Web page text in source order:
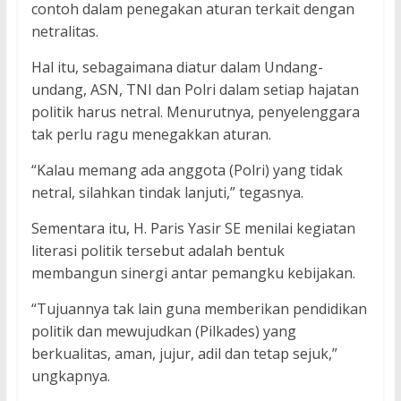
contoh dalam penegakan aturan terkait dengan
netralitas.
Hal itu, sebagaimana diatur dalam Undang-
undang, ASN, TNI dan Polri dalam setiap hajatan
politik harus netral. Menurutnya, penyelenggara
tak perlu ragu menegakkan aturan.
“Kalau memang ada anggota (Polri) yang tidak
netral, silahkan tindak lanjuti,” tegasnya.
Sementara itu, H. Paris Yasir SE menilai kegiatan
literasi politik tersebut adalah bentuk
membangun sinergi antar pemangku kebijakan.
“Tujuannya tak lain guna memberikan pendidikan
politik dan mewujudkan (Pilkades) yang
berkualitas, aman, jujur, adil dan tetap sejuk,”
ungkapnya.